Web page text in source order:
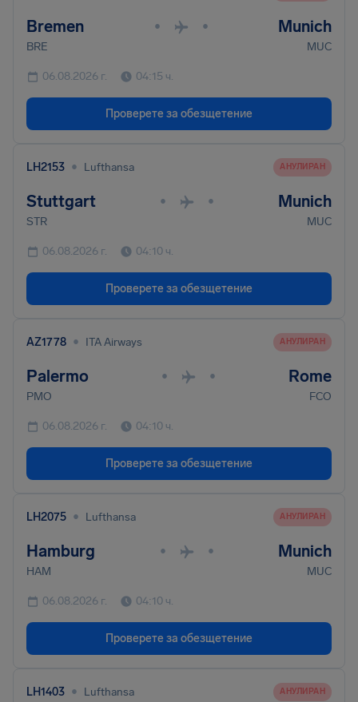
Bremen • • Munich
BRE MUC
06.08.2026 г. 04:15 ч.
Проверете за обезщетение
LH2153 • Lufthansa AНУЛИРАН
Stuttgart • • Munich
STR MUC
06.08.2026 г. 04:10 ч.
Проверете за обезщетение
AZ1778 • ITA Airways AНУЛИРАН
Palermo • • Rome
PMO FCO
06.08.2026 г. 04:10 ч.
Проверете за обезщетение
LH2075 • Lufthansa AНУЛИРАН
Hamburg • • Munich
HAM MUC
06.08.2026 г. 04:10 ч.
Проверете за обезщетение
LH1403 • Lufthansa AНУЛИРАН